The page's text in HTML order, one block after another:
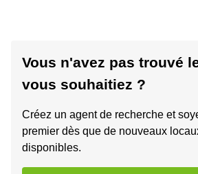
Vous n'avez pas trouvé
vous souhaitiez ?
Créez un agent de recherche et
premier dès que de nouveaux
disponibles.